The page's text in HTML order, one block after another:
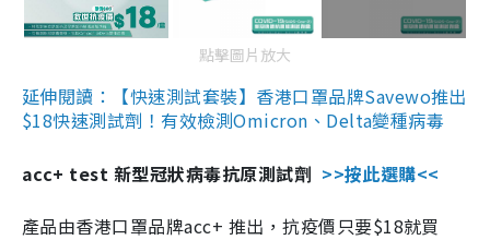
點擊圖片放大
延伸閱讀：【快速測試套裝】香港口罩品牌Savewo推出
$18快速測試劑！有效檢測Omicron、Delta變種病毒
acc+ test 新型冠狀病毒抗原測試劑 >>按此選購<<
產品由香港口罩品牌acc+ 推出，抗疫價只要$18就買